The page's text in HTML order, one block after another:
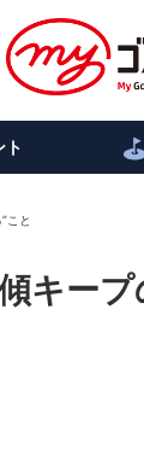
ト
こと
キー